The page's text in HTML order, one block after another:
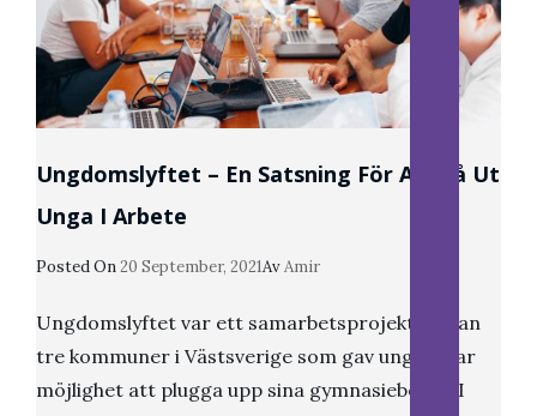
Ungdomslyftet – En Satsning För Att Få Ut
Unga I Arbete
Posted On Publicerat
20 September, 2021AvAmir
Ungdomslyftet var ett samarbetsprojekt mellan
tre kommuner i Västsverige som gav ungdomar
möjlighet att plugga upp sina gymnasiebetyg. I